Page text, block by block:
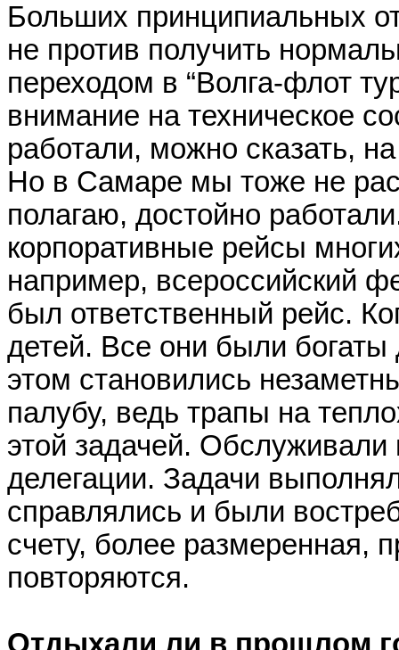
Больших принципиальных
не против получить
переходом в “Волга-флот
внимание на техническое
работали, можно сказать,
Но в Самаре мы тоже не
полагаю, достойно
корпоративные рейсы
например, всероссийский
был ответственный рейс.
детей. Все они были
этом становились
палубу, ведь трапы на
этой задачей.
делегации. Задачи
справлялись и были
счету, более размеренная,
повторяются.